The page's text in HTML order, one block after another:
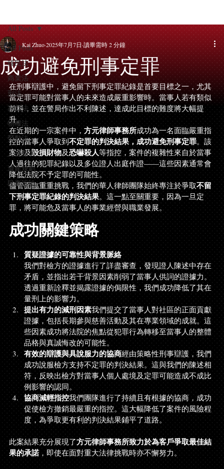
All Posts
移民法
商業法
刑法
家庭法
物權法
勞動法
人身傷害
遺產規劃
民事訴訟
All Posts
成功避免刑事定罪
Kai Zhuo2025年7月7日讀畢需時 2 分鐘
在刑事辯護中，避免留下刑事定罪紀錄是首要目標之一，尤其
當定罪可能對當事人的未來造成嚴重影響時。當事人若有類似
前科，並在警局作出不利陳述，達成此目標的難度將大幅提
升。
在近期的一宗案件中， 方元律師事務所成功為一名面臨嚴重指
控的當事人爭取到不定罪的判決結果，成功避免刑事定罪。該
案涉及毀損財物及恐嚇殺人等指控，案件的複雜性來自於當事
人過往的犯罪紀錄以及多位證人出庭作證——這些因素通常會
降低法院不予定罪的可能性。
儘管面臨重重挑戰，我們的華人律師團隊始終專注於爭取不留
下刑事定罪紀錄的判決結果。這一點至關重要，因為一旦定
罪，將可能危及當事人的事業經營與職業發展。
成功關鍵策略
質疑證據的可靠性與背景脈絡
我們對檢方的證據進行了詳盡審查，發現證人陳述中存在
矛盾，並指出若干背景因素削弱了當事人供詞的證據力。
透過重新詮釋並揭露證據的侷限性，我們成功降低了其在
量刑上的影響力。
提出有力的減刑因素我們提交了當事人對社區的正面貢獻
證據，包括長期參與慈善活動及其在專業領域的成就。這
些因素成功將法院的焦點從犯罪行為轉移至當事人的整體
品格與真誠悔改的可能性。
有效的辯護與具說服力的協商經由策略性刑事辯護，我們
成功說服檢方支持不定罪的判決結果。這與我們的陳述相
符，反映出檢方對當事人個人處境及定罪可能造成不成比
例影響的認同。
協商減輕指控我們團隊進行了持續且有根據的協商，成功
促使檢方撤銷最嚴重的指控。這大幅降低了案件的風險程
度，為爭取更有利的判決結果鋪平了道路。
此案結果充分展現了方元律師事務所致力於為客戶爭取最佳結
果的承諾，即使在面對重大法律挑戰時亦不懈努力。